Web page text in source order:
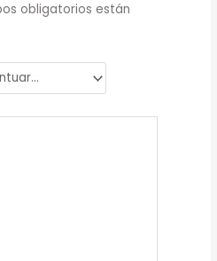
obligatorios están